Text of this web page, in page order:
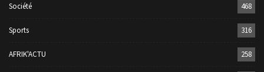
Société 468
Sports 316
AFRIK'ACTU 258